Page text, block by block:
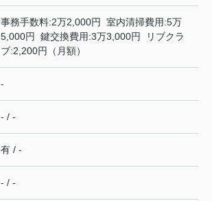
事務手数料:2万2,000円 室内清掃費用:5万
5,000円 鍵交換費用:3万3,000円 リブクラ
ブ:2,200円（月額）
-
- / -
有 / -
- / -